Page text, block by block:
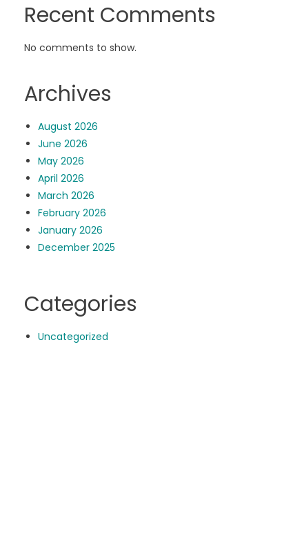
Recent Comments
No comments to show.
Archives
August 2026
June 2026
May 2026
April 2026
March 2026
February 2026
January 2026
December 2025
Categories
Uncategorized